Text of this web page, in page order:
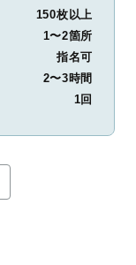
150枚以上
1〜2箇所
指名可
2〜3時間
1回